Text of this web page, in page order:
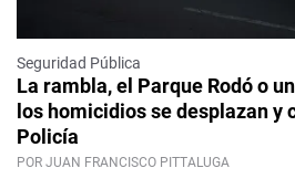
Seguridad Pública
La rambla, el Parque Rodó o
los homicidios se desplazan y
Policía
POR JUAN FRANCISCO PITTALUGA